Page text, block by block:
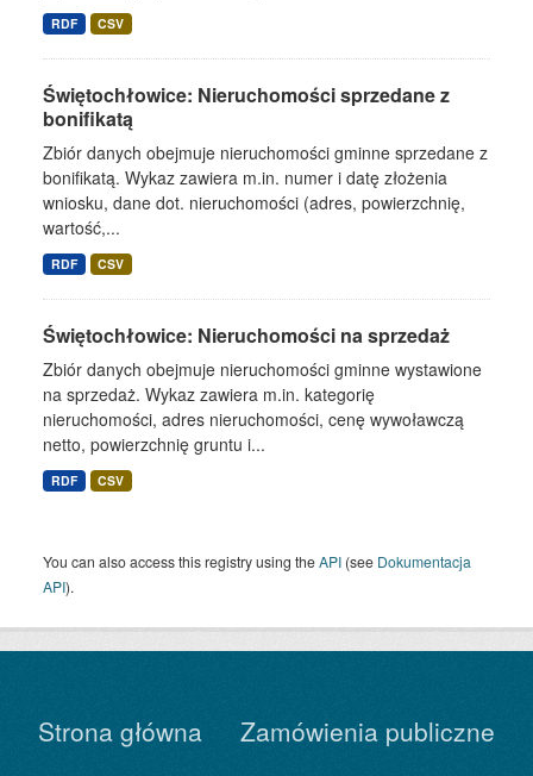
RDF CSV
Świętochłowice: Nieruchomości sprzedane z
bonifikatą
Zbiór danych obejmuje nieruchomości gminne sprzedane z
bonifikatą. Wykaz zawiera m.in. numer i datę złożenia
wniosku, dane dot. nieruchomości (adres, powierzchnię,
wartość,...
RDF CSV
Świętochłowice: Nieruchomości na sprzedaż
Zbiór danych obejmuje nieruchomości gminne wystawione
na sprzedaż. Wykaz zawiera m.in. kategorię
nieruchomości, adres nieruchomości, cenę wywoławczą
netto, powierzchnię gruntu i...
RDF CSV
You can also access this registry using theAPI (see Dokumentacja
API).
Strona główna
Zamówienia publiczne